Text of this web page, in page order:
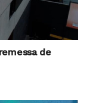
de